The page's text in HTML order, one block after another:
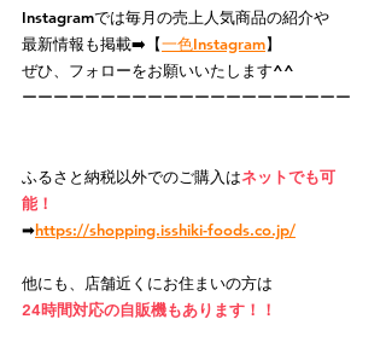
Instagramでは毎月の売上人気商品の紹介や
最新情報も掲載➡️【一色Instagram】
ぜひ、フォローをお願いいたします^^
ーーーーーーーーーーーーーーーーーーーーー
ふるさと納税以外でのご購入はネットでも可
能！
➡https://shopping.isshiki-foods.co.jp/
他にも、店舗近くにお住まいの方は
24時間対応の自販機もあります！！